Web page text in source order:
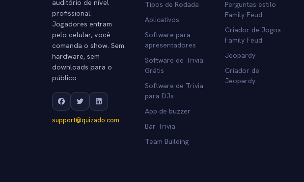
auditório de nível
profissional.
Jogadores entram
pelo celular, você
comanda o show. Sem
hardware, sem
downloads para o
público.
support@quizado.com
Tipos de Rodada
Aplicativos
Software para
apresentadores
Software de Trivia
Grátis
Software de Trivia
para DJs
App de buzzer
Bar Trivia
Team Building
Perguntas estilo
Family Feud
Criador de Jogos
Family Feud
Jeopardy
Criador de
Jeopardy